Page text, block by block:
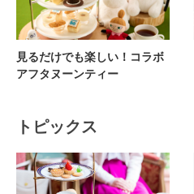
見るだけでも楽しい！コラボ
アフタヌーンティー
トピックス